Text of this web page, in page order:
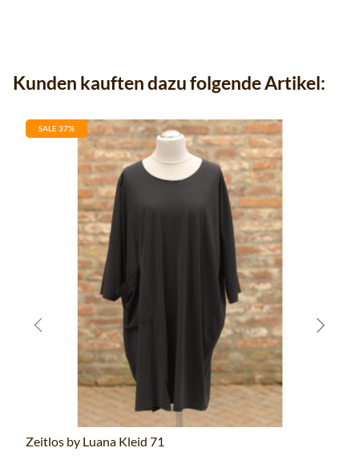
Kunden kauften dazu folgende Artikel:
SALE 37%
Zeitlos by Luana Kleid 71